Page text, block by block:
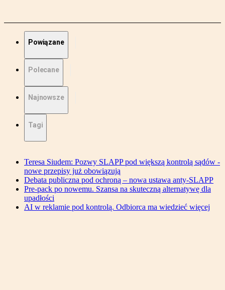
Powiązane
Polecane
Najnowsze
Tagi
Teresa Siudem: Pozwy SLAPP pod większą kontrolą sądów -
nowe przepisy już obowiązują
Debata publiczna pod ochroną – nowa ustawa anty-SLAPP
Pre-pack po nowemu. Szansa na skuteczną alternatywę dla
upadłości
AI w reklamie pod kontrolą. Odbiorca ma wiedzieć więcej